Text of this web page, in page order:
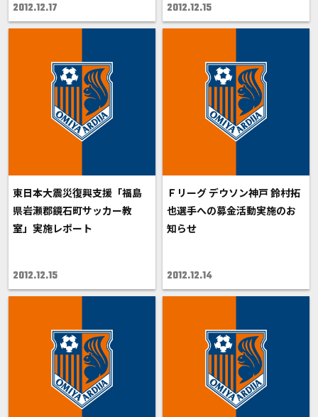
2012.12.17 2012.12.15
東日本大震災復興支援「福島
県岩瀬郡鏡石町サッカー教
室」実施レポート
2012.12.15
Ｆリーグ デウソン神戸 鈴村拓
也選手への募金活動実施のお
知らせ
2012.12.14